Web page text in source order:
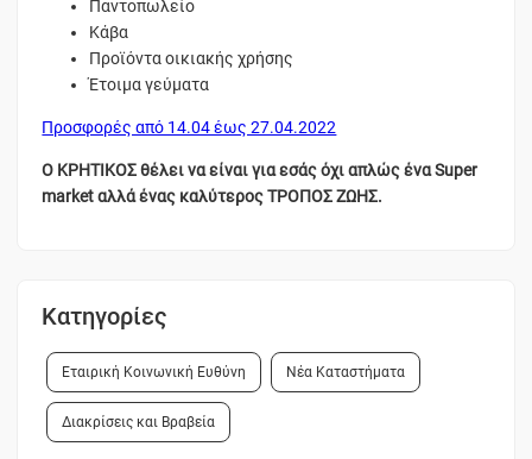
Παντοπωλείο
Κάβα
Προϊόντα οικιακής χρήσης
Έτοιμα γεύματα
Προσφορές από 14.04 έως 27.04.2022
Ο ΚΡΗΤΙΚΟΣ θέλει να είναι για εσάς όχι απλώς ένα Super
market αλλά ένας καλύτερος ΤΡΟΠΟΣ ΖΩΗΣ.
Κατηγορίες
Εταιρική Κοινωνική Ευθύνη Νέα Καταστήματα
Διακρίσεις και Βραβεία